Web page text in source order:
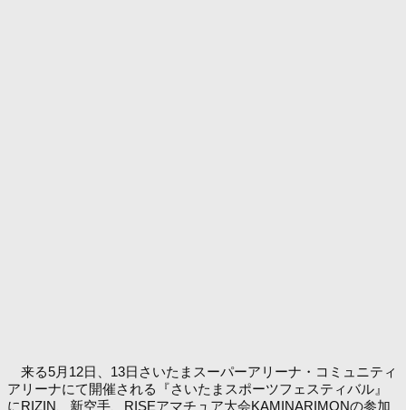
来る5月12日、13日さいたまスーパーアリーナ・コミュニティ
アリーナにて開催される『さいたまスポーツフェスティバル』
にRIZIN、新空手、RISEアマチュア大会KAMINARIMONの参加